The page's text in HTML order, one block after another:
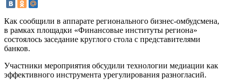
Как сообщили в аппарате регионального бизнес-омбудсмена,
в рамках площадки «Финансовые институты региона»
состоялось заседание круглого стола с представителями
банков.
Участники мероприятия обсудили технологии медиации как
эффективного инструмента урегулирования разногласий.